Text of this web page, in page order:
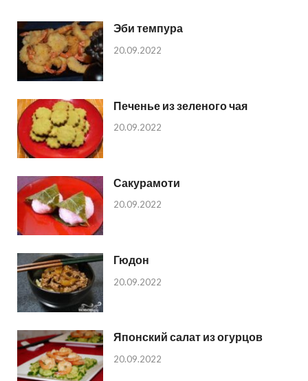
Эби темпура
20.09.2022
Печенье из зеленого чая
20.09.2022
Сакурамоти
20.09.2022
Гюдон
20.09.2022
Японский салат из огурцов
20.09.2022